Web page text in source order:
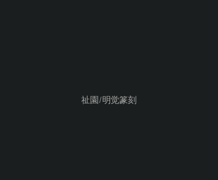
祉園/明觉篆刻